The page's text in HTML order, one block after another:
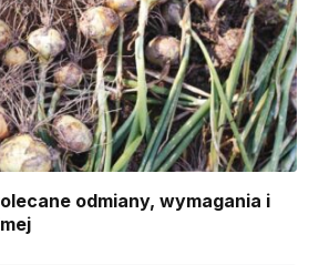
odmiany, wymagania i